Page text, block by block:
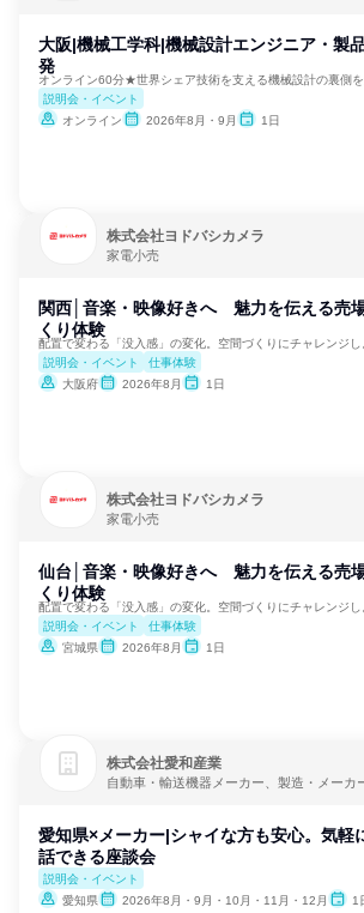
大阪|機械工学科|機械設計エンジニア・製
発
オンライン60分★世界シェア技術を支える機械設計の裏側
説明会・イベント
オンライン
2026年8月・9月 1日
株式会社ヨドバシカメラ
家電小売
関西│音楽・映像好きへ 魅力を伝える売
くり体験
配置で変わる「没入感」の変化。空間づくりにチャレンジし
説明会・イベント
仕事体験
大阪府
2026年8月 1日
株式会社ヨドバシカメラ
家電小売
仙台│音楽・映像好きへ 魅力を伝える売
くり体験
配置で変わる「没入感」の変化。空間づくりにチャレンジし
説明会・イベント
仕事体験
宮城県
2026年8月 1日
株式会社愛和産業
自動車・輸送機器メーカー、製造・メーカ
愛知県×メーカー|シャイな方も安心。気軽
話できる座談会
説明会・イベント
愛知県
2026年8月・9月・10月・11月・12月 1